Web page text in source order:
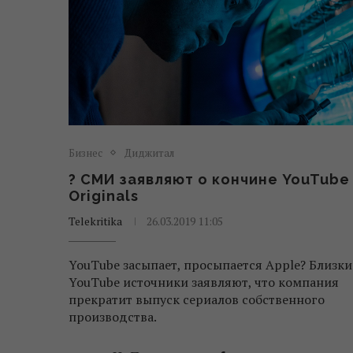
Бизнес Диджитал
? СМИ заявляют о кончине YouTube
Originals
Telekritika 26.03.2019 11:05
YouTube засыпает, просыпается Apple?
YouTube источники заявляют, что компания
прекратит выпуск сериалов собственного
производства.